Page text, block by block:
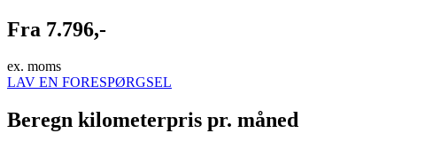
Fra 7.796,-
ex. moms
LAV EN FORESPØRGSEL
Beregn kilometerpris pr. måned